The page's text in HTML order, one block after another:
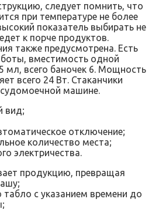
следует помнить, что
при температуре не более
показатель выбирать не
к порче продуктов.
также предусмотрена. Есть
вместимость одной
мл, всего баночек 6. Мощность
всего 24 Вт. Стаканчики
машине.
вид;
отключение;
количество места;
электричества.
продукцию, превращая
табло с указанием времени до